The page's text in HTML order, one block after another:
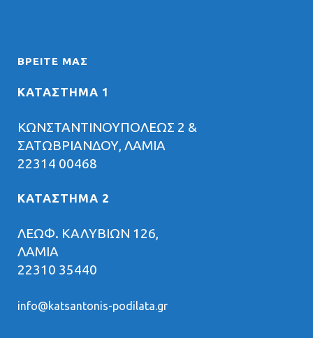
ΒΡΕΊΤΕ ΜΑΣ
ΚΑΤΑΣΤΗΜΑ 1
ΚΩΝΣΤΑΝΤΙΝΟΥΠΟΛΕΩΣ 2 &
ΣΑΤΩΒΡΙΑΝΔΟΥ, ΛΑΜΙΑ
22314 00468
ΚΑΤΑΣΤΗΜΑ 2
ΛΕΩΦ. ΚΑΛΥΒΙΩΝ 126,
ΛΑΜΙΑ
22310 35440
info@katsantonis-podilata.gr